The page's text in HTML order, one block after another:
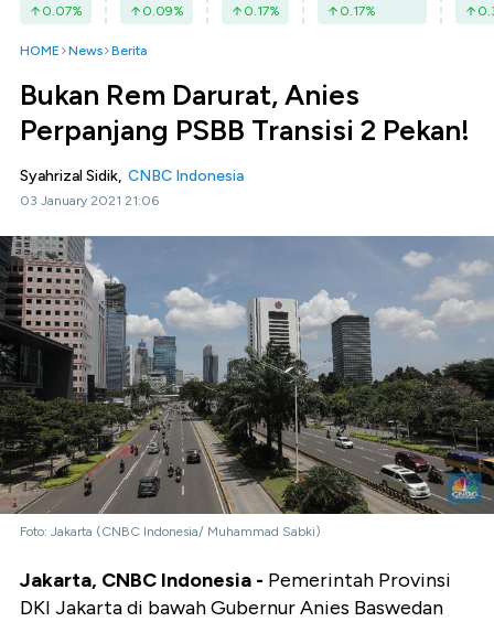
0.07% 0.09% 0.17% 0.17%
HOME News Berita
Bukan Rem Darurat, Anies
Perpanjang PSBB Transisi 2 Pekan!
Syahrizal Sidik, CNBC Indonesia
03 January 2021 21:06
Foto: Jakarta (CNBC Indonesia/ Muhammad Sabki)
Jakarta, CNBC Indonesia - Pemerintah Provinsi
DKI Jakarta di bawah Gubernur Anies Baswedan